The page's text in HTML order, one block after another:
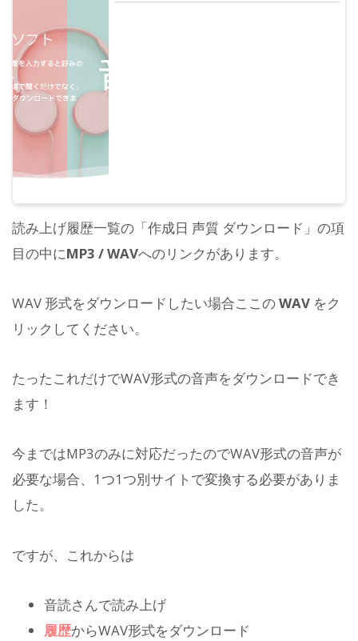
読み上げ履歴一覧の「作成日 声質 ダウンロード」の項
目の中にMP3 / WAVへのリンクがあります。
WAV 形式をダウンロードしたい場合ここのWAV をク
リックしてください。
たったこれだけでWAV形式の音声をダウンロードでき
ます！
今まではMP3のみに対応だったのでWAV形式の音声が
必要な場合、1つ1つ別サイトで変換する必要がありま
した。
ですが、これからは
音読さんで読み上げ
履歴からWAV形式をダウンロード